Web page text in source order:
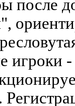
после
игроки